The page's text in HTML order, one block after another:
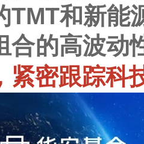
TMT和新能
合的高波动
紧密跟踪科